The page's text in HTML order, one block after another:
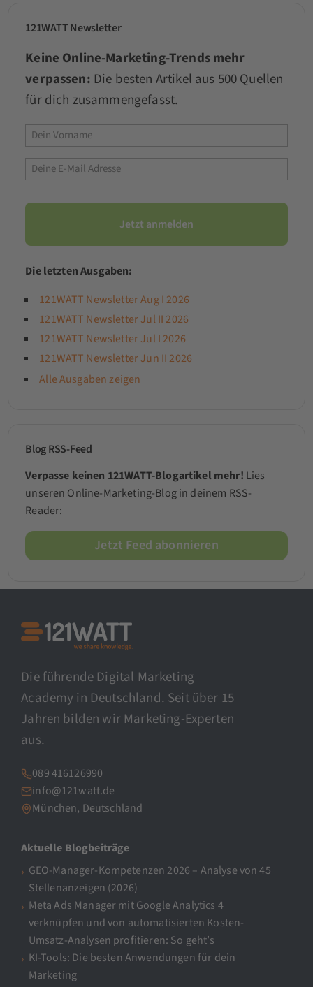
121WATT Newsletter
Keine Online-Marketing-Trends mehr
verpassen: Die besten Artikel aus 500 Quellen
für dich zusammengefasst.
Die letzten Ausgaben:
121WATT Newsletter Aug I 2026
121WATT Newsletter Jul II 2026
121WATT Newsletter Jul I 2026
121WATT Newsletter Jun II 2026
Alle Ausgaben zeigen
Blog RSS-Feed
Verpasse keinen 121WATT-Blogartikel mehr! Lies
unseren Online-Marketing-Blog in deinem RSS-
Reader:
Jetzt Feed abonnieren
Die führende Digital Marketing
Academy in Deutschland. Seit über 15
Jahren bilden wir Marketing-Experten
aus.
089 416126990
info@121watt.de
München, Deutschland
Aktuelle Blogbeiträge
GEO-Manager-Kompetenzen 2026 – Analyse von 45
Stellenanzeigen (2026)
Meta Ads Manager mit Google Analytics 4
verknüpfen und von automatisierten Kosten-
Umsatz-Analysen profitieren: So geht’s
KI-Tools: Die besten Anwendungen für dein
Marketing